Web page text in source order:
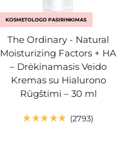
KOSMETOLOGO PASIRINKIMAS
The Ordinary - Natural
Moisturizing Factors + HA
– Drėkinamasis Veido
Kremas su Hialurono
Rūgštimi – 30 ml
2793